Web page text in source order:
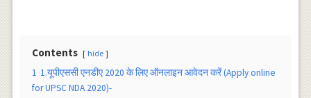
Contents hide
1 1.यूपीएससी एनडीए 2020 के लिए ऑनलाइन आवेदन करें (Apply online
for UPSC NDA 2020)-